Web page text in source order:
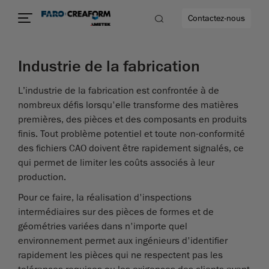
encore
Contactez-nous
Industrie de la fabrication
L’industrie de la fabrication est confrontée à de
nombreux défis lorsqu'elle transforme des matières
premières, des pièces et des composants en produits
finis. Tout problème potentiel et toute non-conformité
des fichiers CAO doivent être rapidement signalés, ce
qui permet de limiter les coûts associés à leur
production.
Pour ce faire, la réalisation d'inspections
intermédiaires sur des pièces de formes et de
géométries variées dans n'importe quel
environnement permet aux ingénieurs d'identifier
rapidement les pièces qui ne respectent pas les